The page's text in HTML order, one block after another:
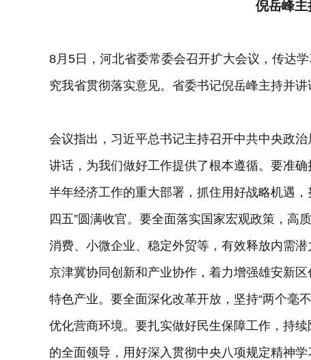
倪岳峰主
8月5日，河北省委常委会召开扩大会议，传达
究我省贯彻落实意见。省委书记倪岳峰主持并讲
会议指出，习近平总书记主持召开中共中央政
讲话，为我们做好工作提供了根本遵循。要准
半年经济工作的重大部署，抓住用好战略机遇
四五”圆满收官。要全面落实国家宏观政策，高
消费、小微企业、稳定外贸等，有效释放内需
京津冀协同创新和产业协作，着力增强雄安新
特色产业。要全面深化改革开放，坚持“两个毫
优化营商环境。要扎实做好民生保障工作，持
的全面领导，用好深入贯彻中央八项规定精神